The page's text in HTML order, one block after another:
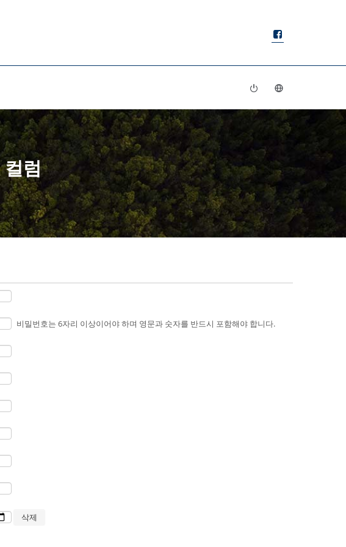
럼
비밀번호는 6자리 이상이어야 하며 영문과 숫자를 반드시 포함해야 합니다.